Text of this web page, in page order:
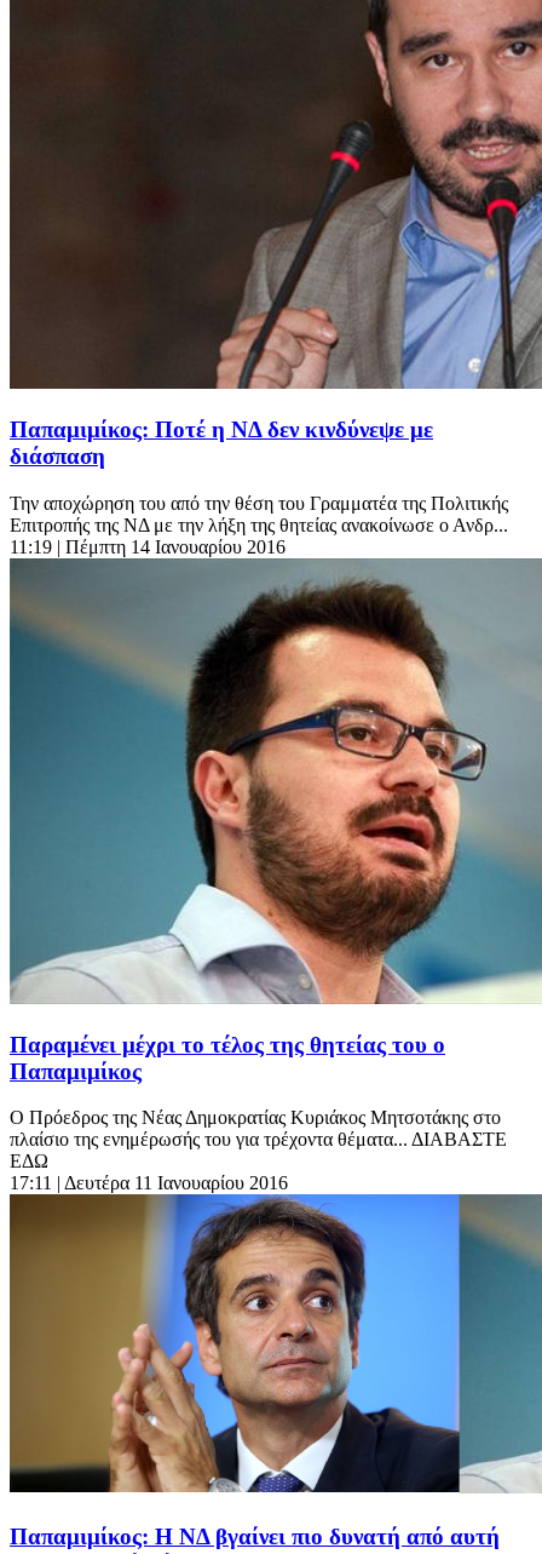
Παπαμιμίκος: Ποτέ η ΝΔ δεν κινδύνεψε με
διάσπαση
Την αποχώρηση του από την θέση του Γραμματέα της Πολιτικής
Επιτροπής της ΝΔ με την λήξη της θητείας ανακοίνωσε ο Ανδρ...
11:19 | Πέμπτη 14 Ιανουαρίου 2016
Παραμένει μέχρι το τέλος της θητείας του ο
Παπαμιμίκος
Ο Πρόεδρος της Νέας Δημοκρατίας Κυριάκος Μητσοτάκης στο
πλαίσιο της ενημέρωσής του για τρέχοντα θέματα... ΔΙΑΒΑΣΤΕ
ΕΔΩ
17:11 | Δευτέρα 11 Ιανουαρίου 2016
Παπαμιμίκος: Η ΝΔ βγαίνει πιο δυνατή από αυτή